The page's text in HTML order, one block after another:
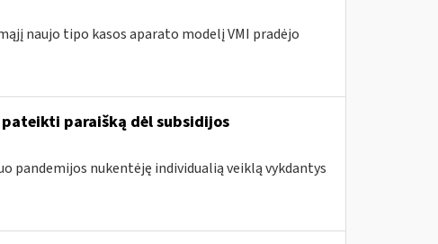
naujo tipo kasos aparato modelį VMI pradėjo
paraišką dėl subsidijos
pandemijos nukentėję individualią veiklą vykdantys